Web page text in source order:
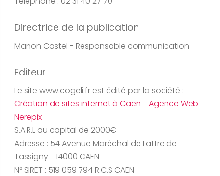
Directrice de la publication
Manon Castel - Responsable communication
Editeur
Le site www.cogeli.fr est édité par la société :
Création de sites internet à Caen - Agence Web
Nerepix
S.A.R.L au capital de 2000€
Adresse : 54 Avenue Maréchal de Lattre de
Tassigny - 14000 CAEN
N° SIRET : 519 059 794 R.C.S CAEN